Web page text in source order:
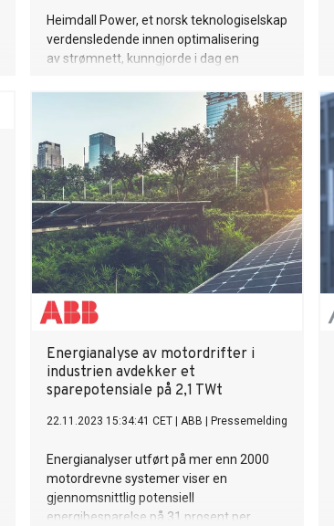
Heimdall Power, et norsk teknologiselskap
verdensledende innen optimalisering
av strømnett, kunngjorde i dag en
Serie B-finansiering. Runden ble ledet av
det internasjonale energiselskapet Orlen,
det nordiske cleantech-fondet NRP Zero
og Steinsvik Family Office. Eksisterende
aksjonærer Investinor, Eviny, Hafslund,
Lyse og Sarsia Seed, deltok også i runden
med til sammen 95 millioner NOK.
Energianalyse av motordrifter i
industrien avdekker et
sparepotensiale på 2,1 TWt
22.11.2023 15:34:41 CET ABB Pressemelding
Energianalyser utført på mer enn 2000
motordrevne systemer viser en
gjennomsnittlig potensiell
energibesparelse på 31 prosent per